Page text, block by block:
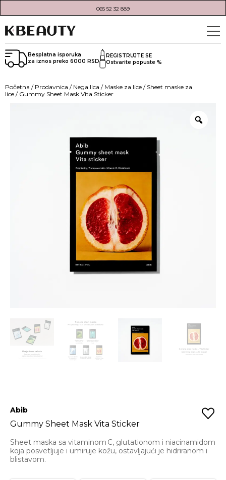
065 52 32 889
Besplatna isporuka
za iznos preko 6000 RSD
REGISTRUJTE SE
Ostvarite popuste %
Početna / Prodavnica / Nega lica / Maske za lice / Sheet maske za
lice / Gummy Sheet Mask Vita Sticker
Abib
Gummy Sheet Mask Vita Sticker
Sheet maska sa vitaminom C, glutationom i niacinamidom
koja posvetljuje i umiruje kožu, ostavljajući je hidriranom i
blistavom.